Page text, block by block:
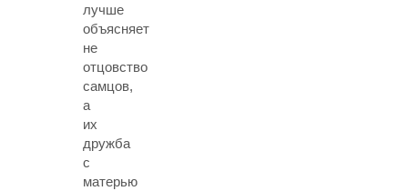
лучше
объясняет
не
отцовство
самцов,
а
их
дружба
с
матерью